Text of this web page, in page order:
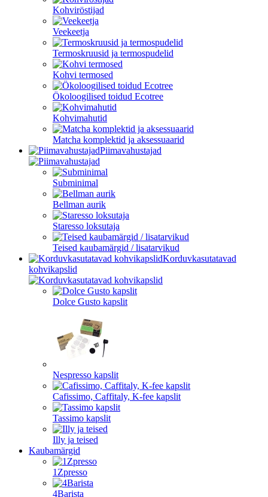
Kohviröstijad
Veekeetja
Termoskruusid ja termospudelid
Kohvi termosed
Ökoloogilised toidud Ecotree
Kohvimahutid
Matcha komplektid ja aksessuaarid
Piimavahustajad
Subminimal
Bellman aurik
Staresso loksutaja
Teised kaubamärgid / lisatarvikud
Korduvkasutatavad
kohvikapslid
Dolce Gusto kapslit
Nespresso kapslit
Cafissimo, Caffitaly, K-fee kapslit
Tassimo kapslit
Illy ja teised
Kaubamärgid
1Zpresso
4Barista